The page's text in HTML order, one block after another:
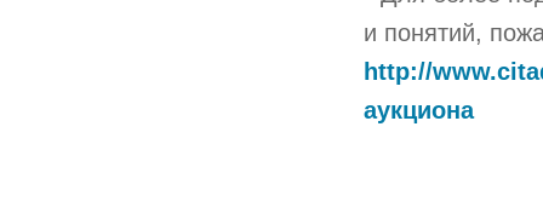
и понятий,
http://
аукциона